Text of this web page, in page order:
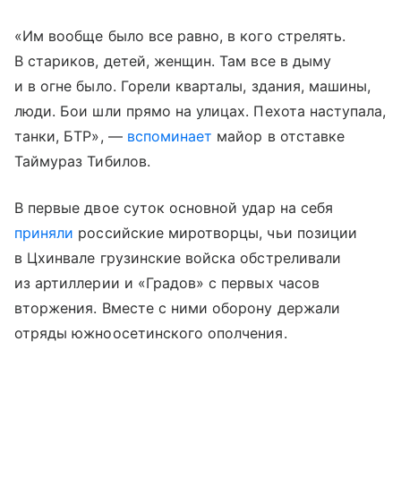
«Им вообще было все равно, в кого стрелять.
В стариков, детей, женщин. Там все в дыму
и в огне было. Горели кварталы, здания, машины,
люди. Бои шли прямо на улицах. Пехота наступала,
танки, БТР», — вспоминает майор в отставке
Таймураз Тибилов.
В первые двое суток основной удар на себя
приняли российские миротворцы, чьи позиции
в Цхинвале грузинские войска обстреливали
из артиллерии и «Градов» с первых часов
вторжения. Вместе с ними оборону держали
отряды южноосетинского ополчения.